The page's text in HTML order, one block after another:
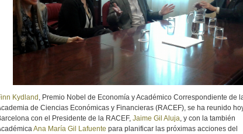
Kydland , Premio Nobel de Economía y Académico Correspondiente de
de Ciencias Económicas y Financieras (RACEF), se ha reunido
con el Presidente de la RACEF, Jaime Gil Aluja , y con la también
Ana María Gil Lafuente para planificar las próximas acciones del